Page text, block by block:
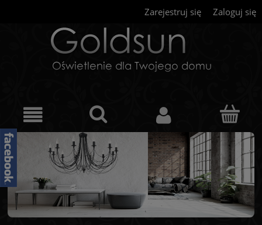
Zarejestruj się Zaloguj się